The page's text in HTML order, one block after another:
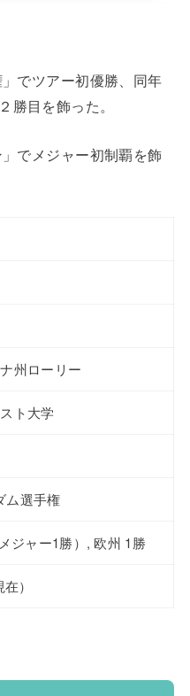
でツアー初優勝、同年
勝目を飾った。
でメジャー初制覇を飾
州ローリー
ト大学
ム選手権
ジャー1勝）, 欧州 1勝
）